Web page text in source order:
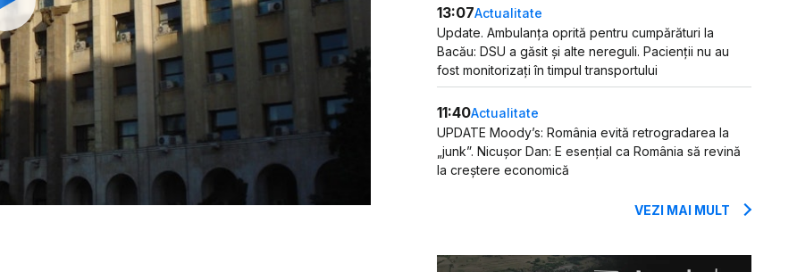
Watch 13:07Actualitate
Update. Ambulanța oprită pentru cumpărături la
Bacău: DSU a găsit și alte nereguli. Pacienții nu au
fost monitorizați în timpul transportului
11:40Actualitate
UPDATE Moody’s: România evită retrogradarea la
„junk”. Nicușor Dan: E esențial ca România să revină
la creștere economică
VEZI MAI MULT